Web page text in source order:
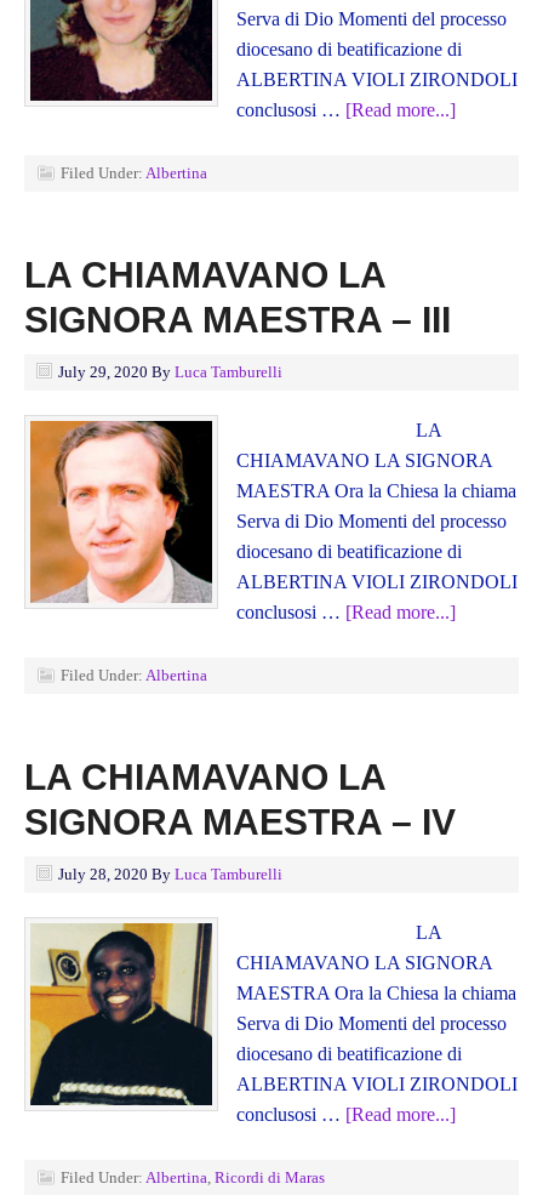
Serva di Dio Momenti del processo
diocesano di beatificazione di
ALBERTINA VIOLI ZIRONDOLI
conclusosi … [Read more...]
Filed Under: Albertina
LA CHIAMAVANO LA
SIGNORA MAESTRA – III
July 29, 2020 By Luca Tamburelli
LA
CHIAMAVANO LA SIGNORA
MAESTRA Ora la Chiesa la chiama
Serva di Dio Momenti del processo
diocesano di beatificazione di
ALBERTINA VIOLI ZIRONDOLI
conclusosi … [Read more...]
Filed Under: Albertina
LA CHIAMAVANO LA
SIGNORA MAESTRA – IV
July 28, 2020 By Luca Tamburelli
LA
CHIAMAVANO LA SIGNORA
MAESTRA Ora la Chiesa la chiama
Serva di Dio Momenti del processo
diocesano di beatificazione di
ALBERTINA VIOLI ZIRONDOLI
conclusosi … [Read more...]
Filed Under: Albertina, Ricordi di Maras